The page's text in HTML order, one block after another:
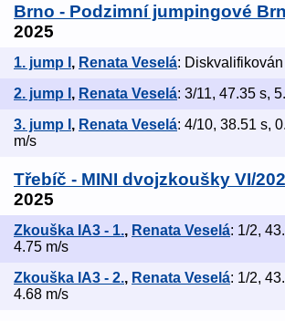
Brno - Podzimní jumpingové
2025
1. jump I , Renata Veselá: Diskvalifikován
2. jump I , Renata Veselá: 3/11, 47.35 s,
3. jump I , Renata Veselá: 4/10, 38.51 s,
m/s
Třebíč - MINI dvojzkoušky VI/
2025
Zkouška IA3 - 1., Renata Veselá: 1/2,
4.75 m/s
Zkouška IA3 - 2., Renata Veselá: 1/2,
4.68 m/s